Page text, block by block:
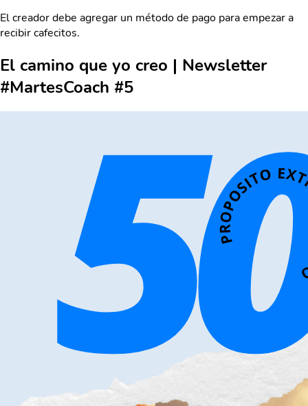
El creador debe agregar un método de pago para empezar a
recibir cafecitos.
El camino que yo creo | Newsletter
#MartesCoach #5